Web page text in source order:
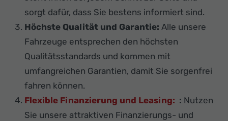
sorgt dafür, dass Sie bestens informiert sind.
Höchste Qualität und Garantie: Alle unsere
Fahrzeuge entsprechen den höchsten
Qualitätsstandards und kommen mit
umfangreichen Garantien, damit Sie sorgenfrei
fahren können.
Flexible Finanzierung und Leasing: : Nutzen
Sie unsere attraktiven Finanzierungs- und